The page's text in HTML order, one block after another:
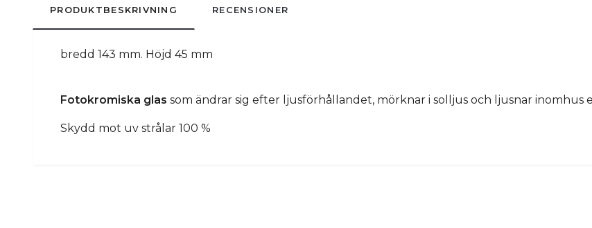
PRODUKTBESKRIVNING RECENSIONER
bredd 143 mm. Höjd 45 mm
Fotokromiska glas som ändrar sig efter ljusförhållandet, mörknar i solljus och ljusnar inomhus
Skydd mot uv strålar 100 %